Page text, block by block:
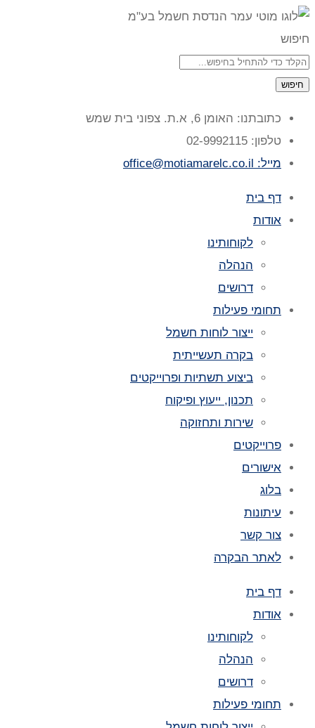
חיפוש
חיפוש
כתובתנו: האומן 6, א.ת. צפוני בית שמש
טלפון: 02-9992115
מייל: office@motiamarelc.co.il
דף בית
אודות
לקוחותינו
הנהלה
דרושים
תחומי פעילות
ייצור לוחות חשמל
בקרה תעשייתית
ביצוע תשתיות ופרוייקטים
תכנון, ייעוץ ופיקוח
שירות ותחזוקה
פרוייקטים
אישורים
בלוג
עיתונות
צור קשר
לאתר הבקרה
דף בית
אודות
לקוחותינו
הנהלה
דרושים
תחומי פעילות